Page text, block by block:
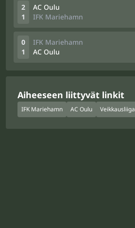
2
1
AC Oulu
IFK Mariehamn
0
1
IFK Mariehamn
AC Oulu
Aiheeseen liittyvät linkit
IFK Mariehamn AC Oulu Veikkausliiga